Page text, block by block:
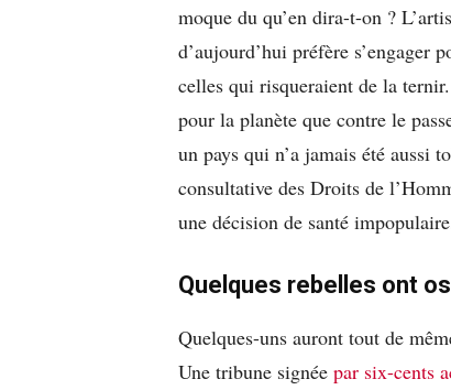
moque du qu’en dira-t-on ?
d’aujourd’hui préfère s’engager
celles qui risqueraient de la
pour la planète que contre le
un pays qui n’a jamais été aussi
consultative des Droits de
une décision de santé
Quelques rebelles ont
Quelques-uns auront tout de
Une tribune signée par six-cents